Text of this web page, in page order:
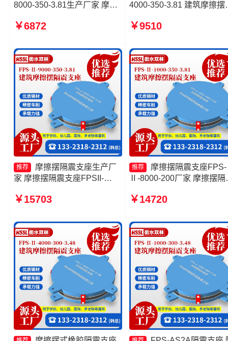
8000-350-3.81生产厂家 摩擦
支座FPSII-10000-350-3.81 建
￥6872
4000-350-3.81 建筑摩擦摆
座FPSII-4000-350-3.81 摩
￥9510
推荐
摩擦摆隔震支座生产厂
家 摩擦摆隔震支座FPSII-
震支座报价 摩擦支座源头工厂
￥15703
推荐
摩擦摆隔震支座FPS-
Ⅱ-8000-200厂家 摩擦摆隔
隔震支座生产厂家 摩擦摆
￥14720